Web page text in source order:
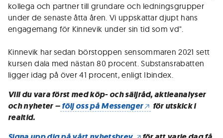
kollega och partner till grundare och ledningsgrupper
under de senaste åtta åren. Vi uppskattar djupt hans
engagemang för Kinnevik under sin tid som vd".
Kinnevik har sedan börstoppen sensommaren 2021 sett
kursen dala med nästan 80 procent. Substansrabatten
ligger idag på över 41 procent, enligt Ibindex.
Vill du vara först med köp- och säljråd, aktieanalyser
och nyheter –följ oss på Messenger
för utskick i
realtid.